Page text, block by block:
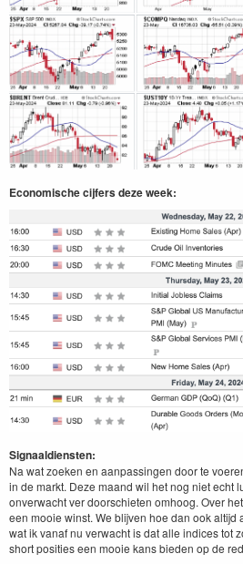
Economische cijfers deze week:
Signaaldiensten:
Na wat zoeken en aanpassingen door te
in de markt. Deze maand wil het nog niet echt
onverwacht ver doorschieten omhoog. Over
een mooie winst. We blijven hoe dan ook
wat ik vanaf nu verwacht is dat alle indices tot
short posities een mooie kans bieden op de